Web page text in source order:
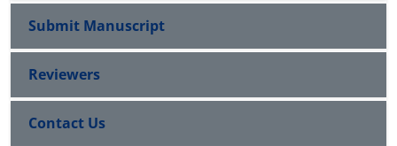
Submit Manuscript
Reviewers
Contact Us